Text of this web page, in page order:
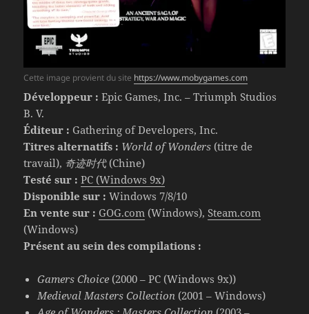
Cette image provient du site https://www.mobygames.com
Développeur : Epic Games, Inc. – Triumph Studios
B. V.
Éditeur : Gathering of Developers, Inc.
Titres alternatifs : World of Wonders (titre de
travail), 奇迹时代(Chine)
Testé sur : PC (Windows 9x)
Disponible sur : Windows 7/8/10
En vente sur : GOG.com (Windows),Steam.com
(Windows)
Présent au sein des compilations :
Gamers Choice (2000 – PC (Windows 9x))
Medieval Masters Collection (2001 – Windows)